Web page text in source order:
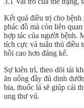
Kết quả điều trị cho
phác đồ mà còn liên
hợp tác của người bệnh.
tích cực và tuân thủ điều
hồi cao hơn đáng kể.
Sự kiên trì, theo dõi tái
ăn uống đầy đủ dinh
bia, thuốc lá sẽ giúp cải
ung thư vú.